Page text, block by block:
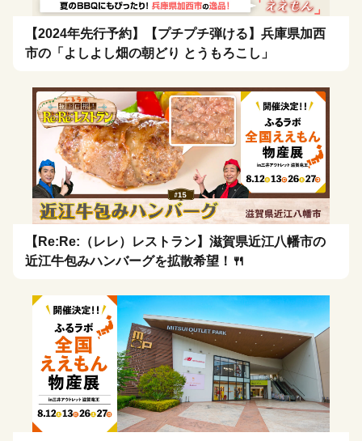
【2024年先行予約】【プチプチ弾ける】兵庫県加西
市の「よしよし畑の朝どり とうもろこし」
【Re:Re:（レレ）レストラン】滋賀県近江八幡市の
近江牛包みハンバーグを拡散希望！🍴